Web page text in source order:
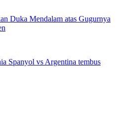
Duka Mendalam atas Gugurnya
Spanyol vs Argentina tembus